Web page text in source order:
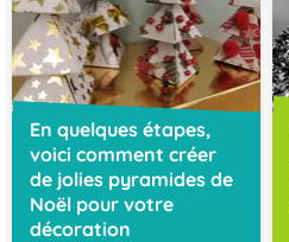
En quelques étapes,
voici comment créer
de jolies pyramides de
Noël pour votre
décoration